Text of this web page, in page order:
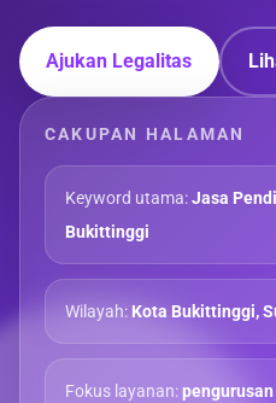
Ajukan Legalitas
CAKUPAN HALAMAN
Keyword utama:Jasa
Bukittinggi
Wilayah:Kota Bukittinggi,
Fokus layanan: